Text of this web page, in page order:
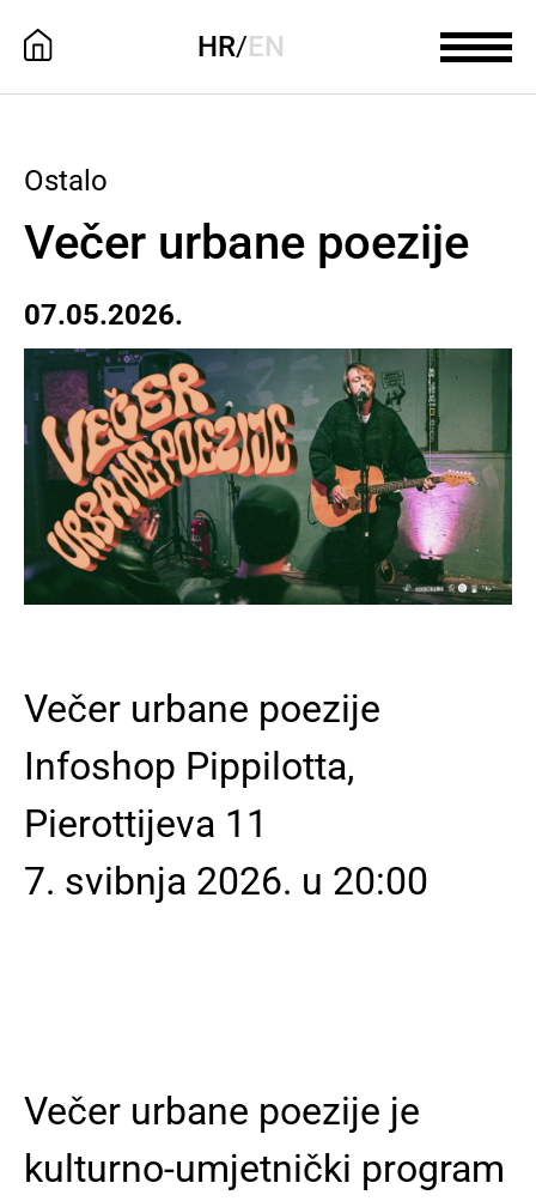
HR/EN
Ostalo
Večer urbane poezije
07.05.2026.
Večer urbane poezije
Infoshop Pippilotta,
Pierottijeva 11
7. svibnja 2026. u 20:00
Večer urbane poezije je
kulturno-umjetnički program